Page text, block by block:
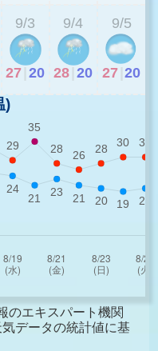
9/3
27 20
9/4
28 20
9/5
27 20
)
のエキスパート機関
データの統計値に基